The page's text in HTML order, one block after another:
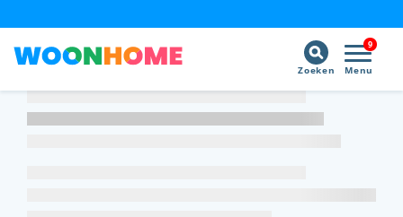
9
Menu
Zoeken